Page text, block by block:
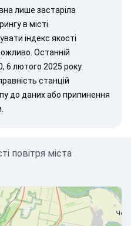
лише застаріла
в місті
індекс якості
Останній
6 лютого 2025 року.
станцій
до даних або припинення
повітря міста